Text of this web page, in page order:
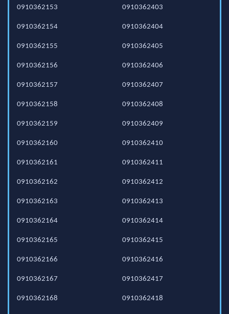
0910362153
0910362154
0910362155
0910362156
0910362157
0910362158
0910362159
0910362160
0910362161
0910362162
0910362163
0910362164
0910362165
0910362166
0910362167
0910362168
0910362403
0910362404
0910362405
0910362406
0910362407
0910362408
0910362409
0910362410
0910362411
0910362412
0910362413
0910362414
0910362415
0910362416
0910362417
0910362418